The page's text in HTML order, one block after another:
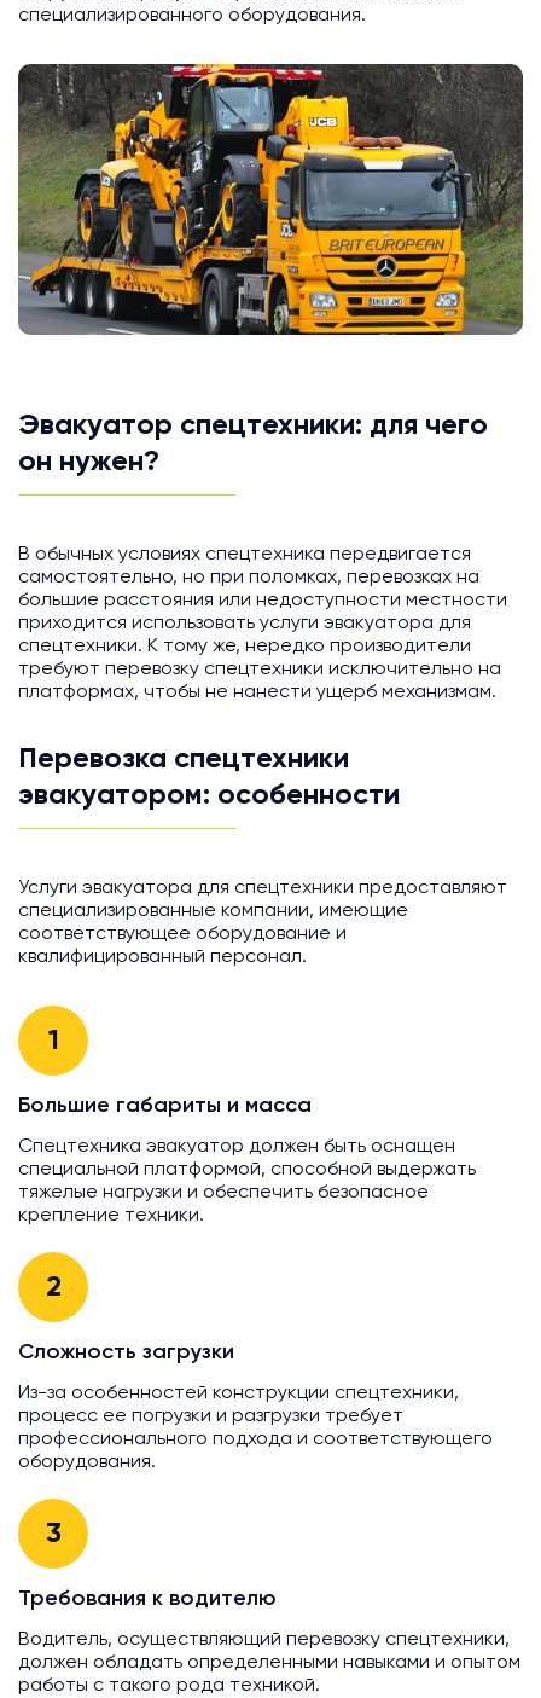
специализированного оборудования.
Эвакуатор спецтехники: для чего
он нужен?
В обычных условиях спецтехника передвигается
самостоятельно, но при поломках, перевозках на
большие расстояния или недоступности местности
приходится использовать услуги эвакуатора для
спецтехники. К тому же, нередко производители
требуют перевозку спецтехники исключительно на
платформах, чтобы не нанести ущерб механизмам.
Перевозка спецтехники
эвакуатором: особенности
Услуги эвакуатора для спецтехники предоставляют
специализированные компании, имеющие
соответствующее оборудование и
квалифицированный персонал.
1
Большие габариты и масса
Спецтехника эвакуатор должен быть оснащен
специальной платформой, способной выдержать
тяжелые нагрузки и обеспечить безопасное
крепление техники.
2
Сложность загрузки
Из-за особенностей конструкции спецтехники,
процесс ее погрузки и разгрузки требует
профессионального подхода и соответствующего
оборудования.
3
Требования к водителю
Водитель, осуществляющий перевозку спецтехники,
должен обладать определенными навыками и опытом
работы с такого рода техникой.